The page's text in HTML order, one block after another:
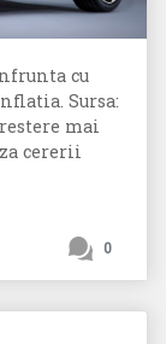
cu
Sursa:
mai
cererii
0